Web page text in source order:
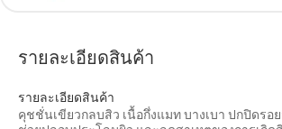
รายละเอียดสินค้า
รายละเอียดสินค้า
คุชชั่นเขียวกลบสิว เนื้อกึ่งแมท บางเบา ปกปิดรอ